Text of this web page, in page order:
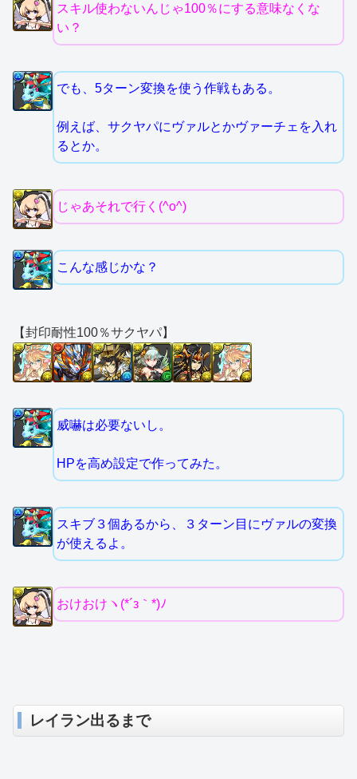
スキル使わないんじゃ100％にする意味なくな
い？
でも、5ターン変換を使う作戦もある。
例えば、サクヤパにヴァルとかヴァーチェを入れ
るとか。
じゃあそれで行く(^o^)
こんな感じかな？
【封印耐性100％サクヤパ】
威嚇は必要ないし。
HPを高め設定で作ってみた。
スキブ３個あるから、３ターン目にヴァルの変換
が使えるよ。
おけおけヽ(*´з｀*)ﾉ
レイラン出るまで